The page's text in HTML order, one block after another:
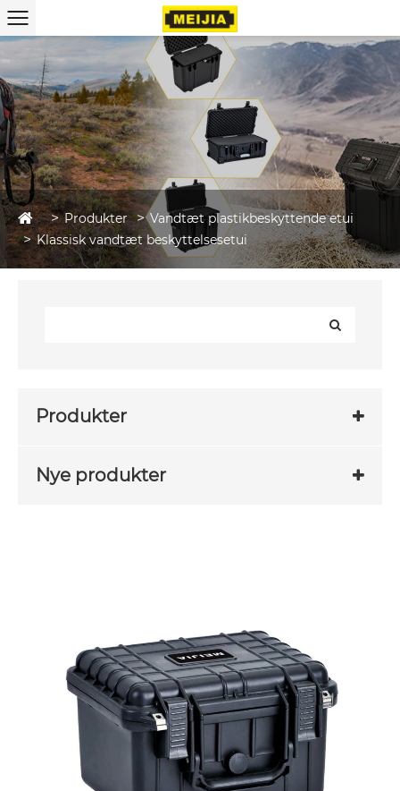
Produkter
Vandtæt plastikbeskyttende etui
Klassisk vandtæt beskyttelsesetui
Produkter
Nye produkter